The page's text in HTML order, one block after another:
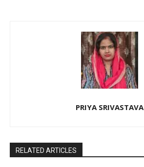
PRIYA SRIVASTAVA
RELATED ARTICLES